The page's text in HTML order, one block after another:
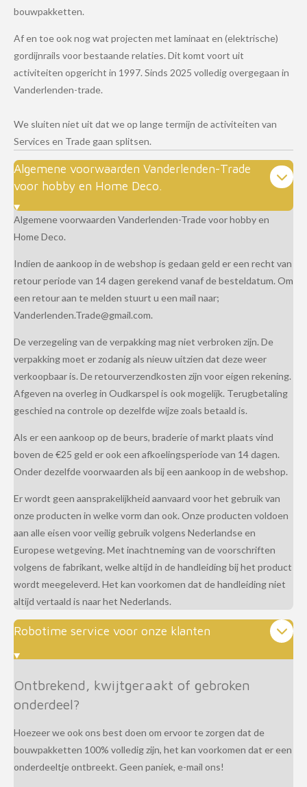
bouwpakketten.
Af en toe ook nog wat projecten met laminaat en (elektrische)
gordijnrails voor bestaande relaties. Dit komt voort uit
activiteiten opgericht in 1997. Sinds 2025 volledig overgegaan in
Vanderlenden-trade.
We sluiten niet uit dat we op lange termijn de activiteiten van
Services en Trade gaan splitsen.
Algemene voorwaarden Vanderlenden-Trade
voor hobby en Home Deco.
Algemene voorwaarden Vanderlenden-Trade voor hobby en
Home Deco.
Indien de aankoop in de webshop is gedaan geld er een recht van
retour periode van 14 dagen gerekend vanaf de besteldatum. Om
een retour aan te melden stuurt u een mail naar;
Vanderlenden.Trade@gmail.com.
De verzegeling van de verpakking mag niet verbroken zijn. De
verpakking moet er zodanig als nieuw uitzien dat deze weer
verkoopbaar is. De retourverzendkosten zijn voor eigen rekening.
Afgeven na overleg in Oudkarspel is ook mogelijk. Terugbetaling
geschied na controle op dezelfde wijze zoals betaald is.
Als er een aankoop op de beurs, braderie of markt plaats vind
boven de €25 geld er ook een afkoelingsperiode van 14 dagen.
Onder dezelfde voorwaarden als bij een aankoop in de webshop.
Er wordt geen aansprakelijkheid aanvaard voor het gebruik van
onze producten in welke vorm dan ook. Onze producten voldoen
aan alle eisen voor veilig gebruik volgens Nederlandse en
Europese wetgeving. Met inachtneming van de voorschriften
volgens de fabrikant, welke altijd in de handleiding bij het product
wordt meegeleverd. Het kan voorkomen dat de handleiding niet
altijd vertaald is naar het Nederlands.
Robotime service voor onze klanten
Ontbrekend, kwijtgeraakt of gebroken
onderdeel?
Hoezeer we ook ons best doen om ervoor te zorgen dat de
bouwpakketten 100% volledig zijn, het kan voorkomen dat er een
onderdeeltje ontbreekt. Geen paniek, e-mail ons!